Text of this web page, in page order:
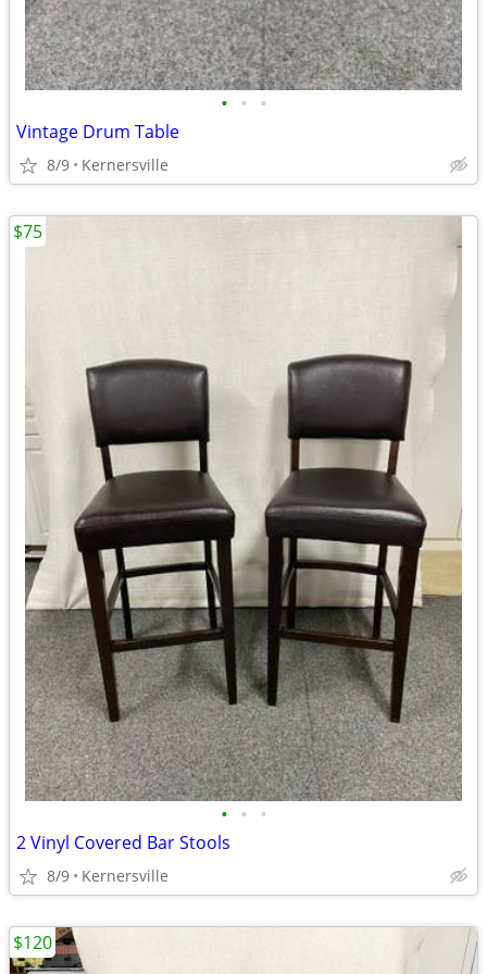
• • •
Vintage Drum Table
8/9 Kernersville
• • •
2 Vinyl Covered Bar Stools
8/9 Kernersville
$75
$120